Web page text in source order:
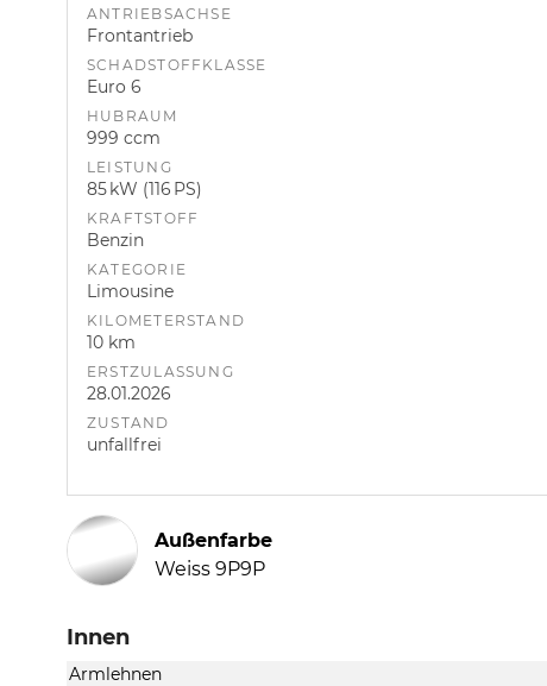
ANTRIEBSACHSE
Frontantrieb
SCHADSTOFFKLASSE
Euro 6
HUBRAUM
999 ccm
LEISTUNG
85 kW (116 PS)
KRAFTSTOFF
Benzin
KATEGORIE
Limousine
KILOMETERSTAND
10 km
ERSTZULASSUNG
28.01.2026
ZUSTAND
unfallfrei
Außenfarbe
Weiss 9P9P
Innen
Armlehnen